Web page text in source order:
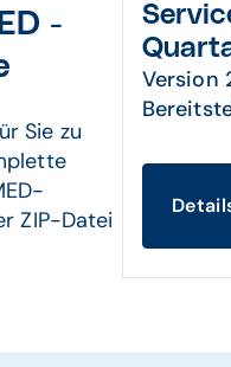
-
Sie zu
ZIP-Datei
Version